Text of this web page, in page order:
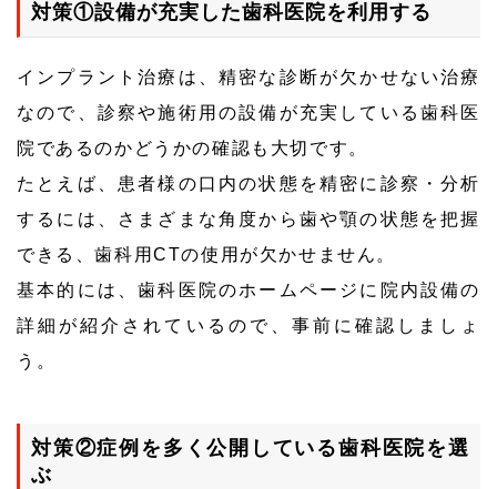
対策①設備が充実した歯科医院を利用する
インプラント治療は、精密な診断が欠かせない治療
なので、診察や施術用の設備が充実している歯科医
院であるのかどうかの確認も大切です。
たとえば、患者様の口内の状態を精密に診察・分析
するには、さまざまな角度から歯や顎の状態を把握
できる、歯科用CTの使用が欠かせません。
基本的には、歯科医院のホームページに院内設備の
詳細が紹介されているので、事前に確認しましょ
う。
対策②症例を多く公開している歯科医院を選
ぶ